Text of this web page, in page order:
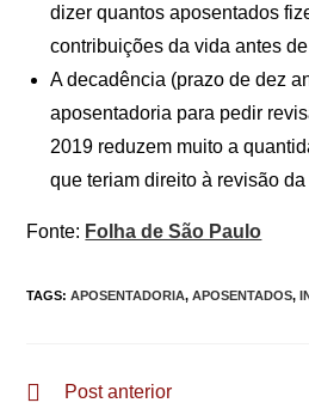
dizer quantos aposentados
contribuições da vida antes
A decadência (prazo de dez
aposentadoria para pedir
2019 reduzem muito a
que teriam direito à revisão
Fonte: Folha de São Paulo
TAGS:APOSENTADORIA, APOSENTADOS,
Leia
Post anterior